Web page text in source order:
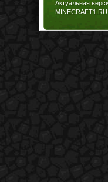
Актуальная